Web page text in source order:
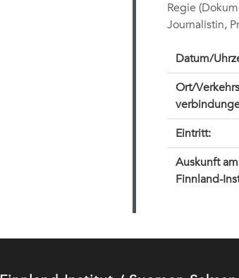
Regie
Journalistin,
Datum/
Ort/
Eintritt:
Auskunft am
Finnland-